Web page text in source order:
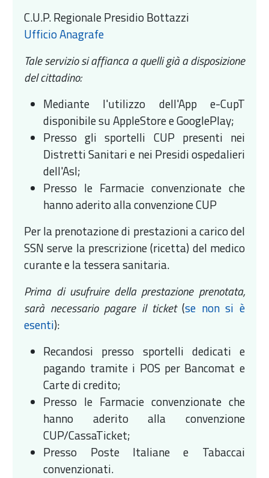
C.U.P. Regionale Presidio Bottazzi
Ufficio Anagrafe
Tale servizio si affianca a quelli già a disposizione
del cittadino:
Mediante l'utilizzo dell'App e-CupT
disponibile su AppleStore e GooglePlay;
Presso gli sportelli CUP presenti nei
Distretti Sanitari e nei Presidi ospedalieri
dell'Asl;
Presso le Farmacie convenzionate che
hanno aderito alla convenzione CUP
Per la prenotazione di prestazioni a carico del
SSN serve la prescrizione (ricetta) del medico
curante e la tessera sanitaria.
Prima di usufruire della prestazione prenotata,
sarà necessario pagare il ticket(se non si è
esenti):
Recandosi presso sportelli dedicati e
pagando tramite i POS per Bancomat e
Carte di credito;
Presso le Farmacie convenzionate che
hanno aderito alla convenzione
CUP/CassaTicket;
Presso Poste Italiane e Tabaccai
convenzionati.